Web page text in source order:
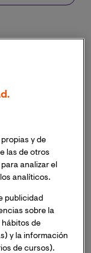
de
de
mejores
diversas
y elColegio
firmado un
comienzo de
puesto en la
de la
y de
las de otros
analizar el
analíticos.
publicidad
sobre la
hábitos de
y la información
de cursos).